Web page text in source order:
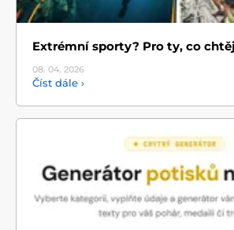
Extrémní sporty? Pro ty, co
08. 04. 2026
Číst dále ›